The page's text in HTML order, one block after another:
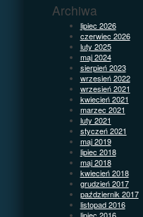
Archiwa
lipiec 2026
czerwiec 2026
luty 2025
maj 2024
sierpień 2023
wrzesień 2022
wrzesień 2021
kwiecień 2021
marzec 2021
luty 2021
styczeń 2021
maj 2019
lipiec 2018
maj 2018
kwiecień 2018
grudzień 2017
październik 2017
listopad 2016